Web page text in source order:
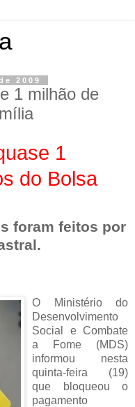
2009
1 milhão de
1
do Bolsa
foram feitos por
O Ministério do
Desenvolvimento
Social e Combate
a Fome (MDS)
informou nesta
quinta-feira (19)
que bloqueou o
pagamento